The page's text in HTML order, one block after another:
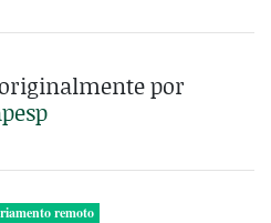
por
remoto